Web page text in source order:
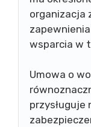
organizacja
wsparcia w
Umowa o